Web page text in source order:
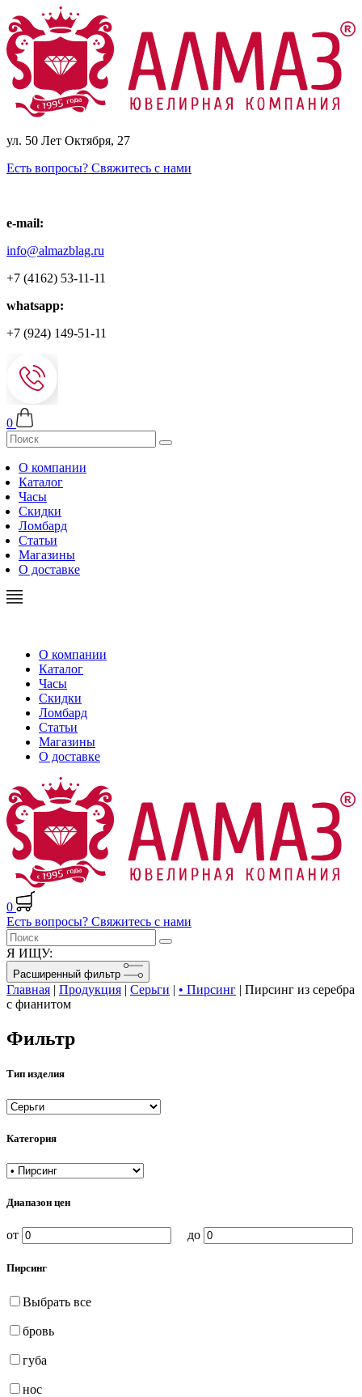
ул. 50 Лет Октября, 27
Есть вопросы? Свяжитесь с нами
e-mail:
info@almazblag.ru
+7 (4162) 53-11-11
whatsapp:
+7 (924) 149-51-11
0
О компании
Каталог
Часы
Скидки
Ломбард
Статьи
Магазины
О доставке
О компании
Каталог
Часы
Скидки
Ломбард
Статьи
Магазины
О доставке
0
Есть вопросы? Свяжитесь с нами
Я ИЩУ:
Расширенный фильтр
Главная | Продукция | Серьги | • Пирсинг | Пирсинг из серебра
с фианитом
Фильтр
Тип изделия
Категория
Диапазон цен
от до
Пирсинг
Выбрать все
бровь
губа
нос